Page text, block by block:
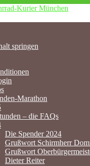
springen
Marathon
– die FAQs
Die Spender 2024
Grußwort Schirmherr
Grußwort
Dieter Reiter